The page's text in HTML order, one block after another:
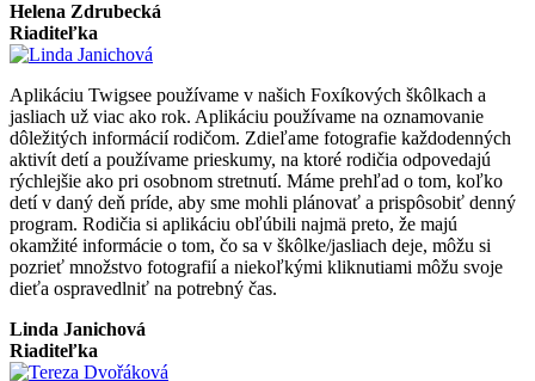
Helena Zdrubecká
Riaditeľka
Aplikáciu Twigsee používame v našich Foxíkových škôlkach a
jasliach už viac ako rok. Aplikáciu používame na oznamovanie
dôležitých informácií rodičom. Zdieľame fotografie každodenných
aktivít detí a používame prieskumy, na ktoré rodičia odpovedajú
rýchlejšie ako pri osobnom stretnutí. Máme prehľad o tom, koľko
detí v daný deň príde, aby sme mohli plánovať a prispôsobiť denný
program. Rodičia si aplikáciu obľúbili najmä preto, že majú
okamžité informácie o tom, čo sa v škôlke/jasliach deje, môžu si
pozrieť množstvo fotografií a niekoľkými kliknutiami môžu svoje
dieťa ospravedlniť na potrebný čas.
Linda Janichová
Riaditeľka